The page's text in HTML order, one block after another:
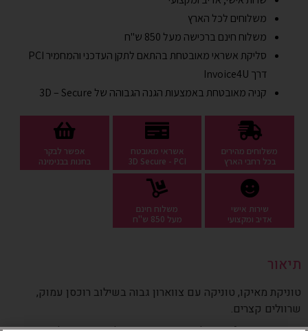
משלוחים לכל הארץ
משלוח חינם ברכישה מעל 850 ש"ח
סליקת אשראי מאובטחת בהתאם לתקן העדכני והמחמיר PCI
דרך Invoice4U
קניה מאובטחת באמצעות הגנה הגבוהה של 3D – Secure
משלוחים מהירים
בכל רחבי הארץ
אשראי מאובטח
3D Secure - PCI
אפשר לבקר
בחנות בבנימינה
שירות אישי
אדיב ומקצועי
משלוח חינם
מעל 850 ש"ח
תיאור
טוניקת מאיקו, טוניקה עם צווארון גבוה בשילוב רוכסן עמוק,
שרוולים קצרים.